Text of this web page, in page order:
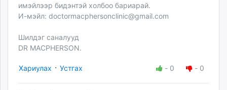
имэйлээр бидэнтэй холбоо бариарай.
И-мэйл: doctormacphersonclinic@gmail.com
Шилдэг саналууд
DR MACPHERSON.
Хариулах · Устгах - 0 - 0